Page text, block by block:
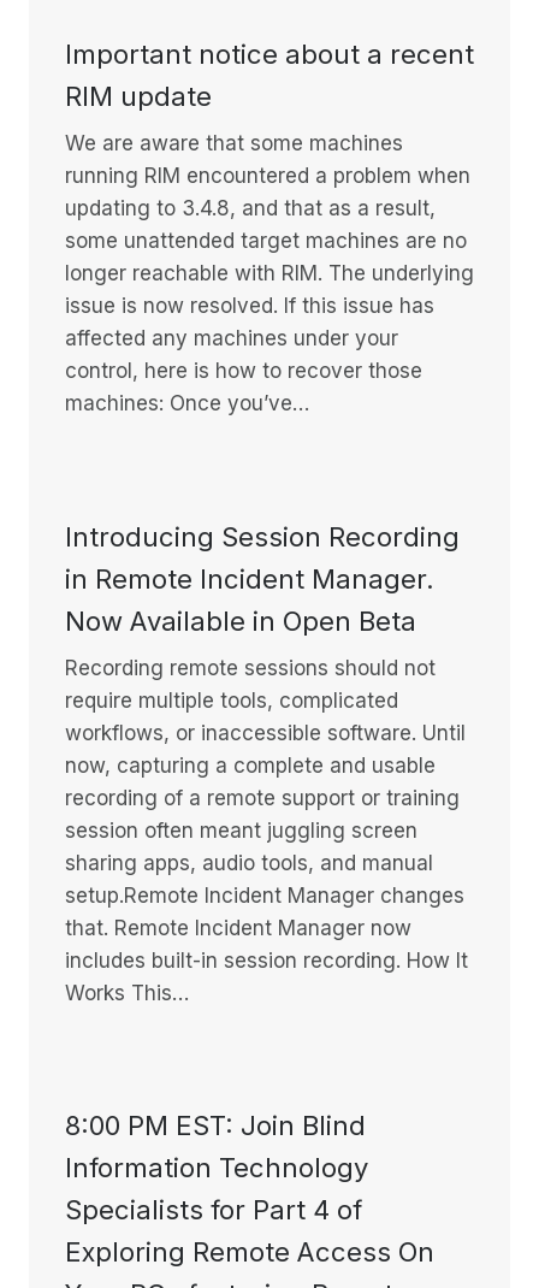
Important notice about a recent
RIM update
We are aware that some machines
running RIM encountered a problem when
updating to 3.4.8, and that as a result,
some unattended target machines are no
longer reachable with RIM. The underlying
issue is now resolved. If this issue has
affected any machines under your
control, here is how to recover those
machines: Once you’ve…
Introducing Session Recording
in Remote Incident Manager.
Now Available in Open Beta
Recording remote sessions should not
require multiple tools, complicated
workflows, or inaccessible software. Until
now, capturing a complete and usable
recording of a remote support or training
session often meant juggling screen
sharing apps, audio tools, and manual
setup.Remote Incident Manager changes
that. Remote Incident Manager now
includes built-in session recording. How It
Works This…
8:00 PM EST: Join Blind
Information Technology
Specialists for Part 4 of
Exploring Remote Access On